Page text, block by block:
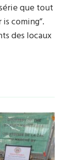
que tout
coming”.
des locaux